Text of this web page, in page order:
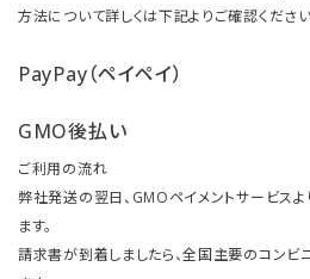
方法について詳しくは下記よりご確認くださ
PayPay（ペイペイ）
GMO後払い
ご利用の流れ
弊社発送の翌日、GMOペイメントサービス
ます。
請求書が到着しましたら、全国主要のコン